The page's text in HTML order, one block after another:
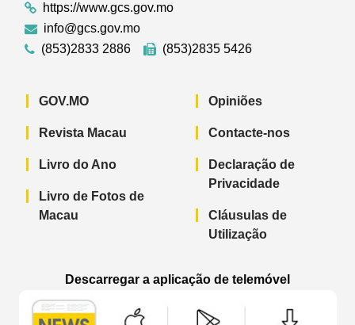
https://www.gcs.gov.mo
info@gcs.gov.mo
(853)2833 2886
(853)2835 5426
GOV.MO
Revista Macau
Livro do Ano
Livro de Fotos de
Macau
Opiniões
Contacte-nos
Declaração de
Privacidade
Cláusulas de
Utilização
Descarregar a aplicação de telemóvel